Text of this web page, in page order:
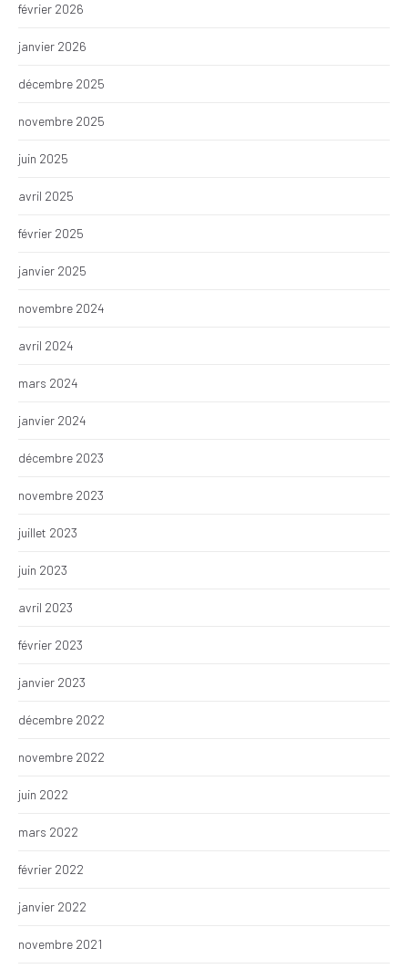
février 2026
janvier 2026
décembre 2025
novembre 2025
juin 2025
avril 2025
février 2025
janvier 2025
novembre 2024
avril 2024
mars 2024
janvier 2024
décembre 2023
novembre 2023
juillet 2023
juin 2023
avril 2023
février 2023
janvier 2023
décembre 2022
novembre 2022
juin 2022
mars 2022
février 2022
janvier 2022
novembre 2021